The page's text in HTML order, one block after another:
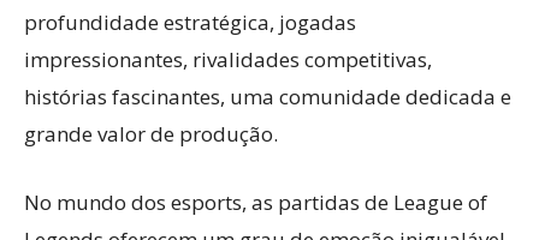
profundidade estratégica, jogadas
impressionantes, rivalidades competitivas,
histórias fascinantes, uma comunidade dedicada e
grande valor de produção.
No mundo dos esports, as partidas de League of